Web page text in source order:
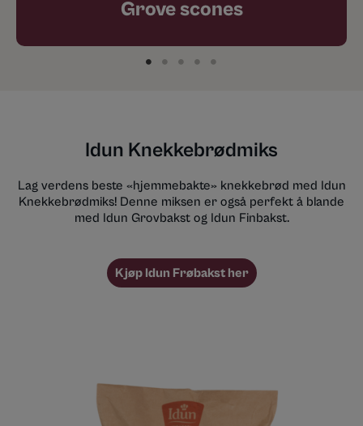
Grove scones
Idun Knekkebrødmiks
Lag verdens beste «hjemmebakte» knekkebrød med Idun
Knekkebrødmiks! Denne miksen er også perfekt å blande
med Idun Grovbakst og Idun Finbakst.
Kjøp Idun Frøbakst her